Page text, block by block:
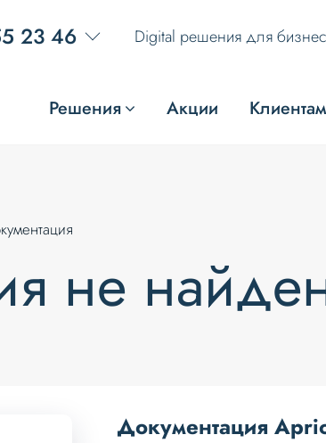
23 46 Digital решения для
Решения Акции Клиентам
не
Документация